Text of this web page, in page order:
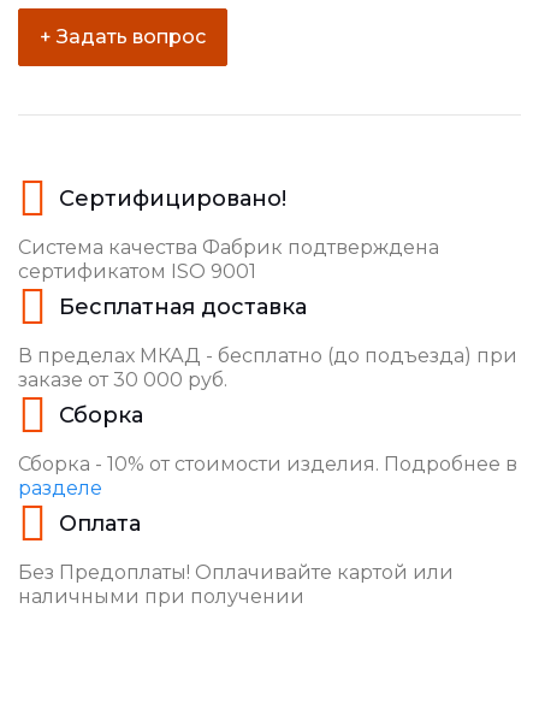
+ Задать вопрос
Сертифицировано!
Система качества Фабрик подтверждена
сертификатом ISO 9001
Бесплатная доставка
В пределах МКАД - бесплатно (до подъезда) при
заказе от 30 000 руб.
Сборка
Сборка - 10% от стоимости изделия. Подробнее в
разделе
Оплата
Без Предоплаты! Оплачивайте картой или
наличными при получении